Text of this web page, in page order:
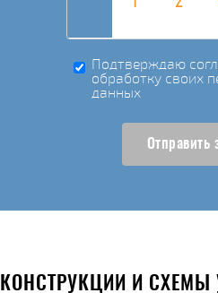
Подтверждаю
обработку своих
данных
Отправить
КОНСТРУКЦИИ И СХЕМЫ